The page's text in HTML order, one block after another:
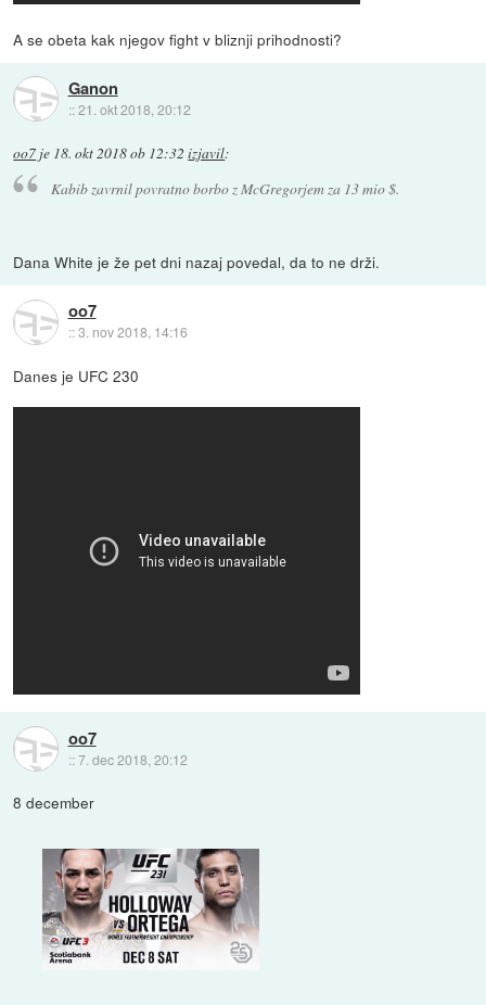
A se obeta kak njegov fight v bliznji prihodnosti?
Ganon
::21. okt 2018, 20:12
oo7 je 18. okt 2018 ob 12:32 izjavil:
Kabib zavrnil povratno borbo z McGregorjem za 13 mio $.
Dana White je že pet dni nazaj povedal, da to ne drži.
oo7
::3. nov 2018, 14:16
Danes je UFC 230
oo7
::7. dec 2018, 20:12
8 december